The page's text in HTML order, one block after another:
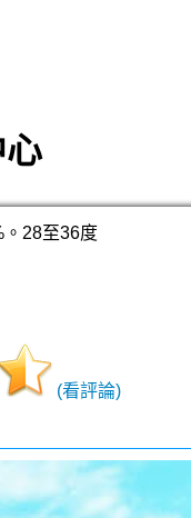
。28至36度
(看評論)